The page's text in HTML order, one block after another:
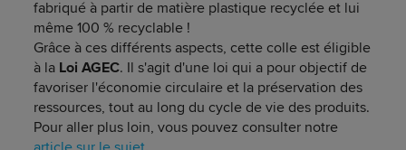
fabriqué à partir de matière plastique recyclée et lui
même 100 % recyclable !
Grâce à ces différents aspects, cette colle est éligible
à la Loi AGEC. Il s'agit d'une loi qui a pour objectif de
favoriser l'économie circulaire et la préservation des
ressources, tout au long du cycle de vie des produits.
Pour aller plus loin, vous pouvez consulter notre